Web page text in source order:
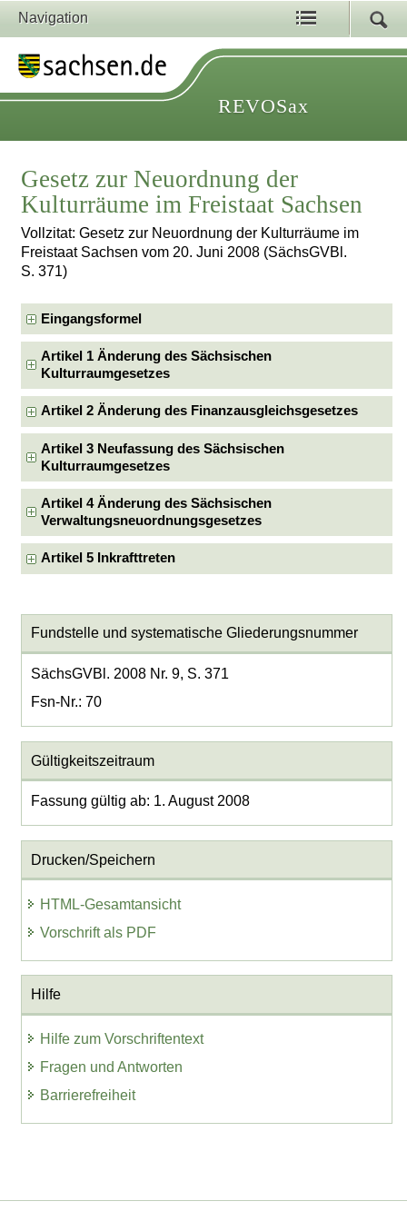
Navigation
REVOSax
Gesetz zur Neuordnung der
Kulturräume im Freistaat Sachsen
Vollzitat: Gesetz zur Neuordnung der Kulturräume im
Freistaat Sachsen vom 20. Juni 2008 (SächsGVBl.
S. 371)
Eingangsformel
Artikel 1 Änderung des Sächsischen
Kulturraumgesetzes
Artikel 2 Änderung des Finanzausgleichsgesetzes
Artikel 3 Neufassung des Sächsischen
Kulturraumgesetzes
Artikel 4 Änderung des Sächsischen
Verwaltungsneuordnungsgesetzes
Artikel 5 Inkrafttreten
Fundstelle und systematische Gliederungsnummer
SächsGVBl. 2008 Nr. 9, S. 371
Fsn-Nr.: 70
Gültigkeitszeitraum
Fassung gültig ab: 1. August 2008
Drucken/Speichern
HTML-Gesamtansicht
Vorschrift als PDF
Hilfe
Hilfe zum Vorschriftentext
Fragen und Antworten
Barrierefreiheit